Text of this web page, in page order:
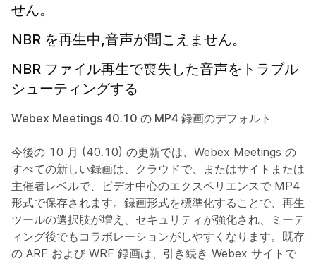
せん。
NBR を再生中,音声が聞こえません。
NBR ファイル再生で喪失した音声をトラブル
シューティングする
Webex Meetings 40.10 の MP4 録画のデフォルト
今後の 10 月 (40.10) の更新では、Webex Meetings の
すべての新しい録画は、クラウドで、またはサイトまたは
主催者レベルで、ビデオ中心のエクスペリエンスで MP4
形式で保存されます。録画形式を標準化することで、再生
ツールの選択肢が増え、セキュリティが強化され、ミーテ
ィング後でもコラボレーションがしやすくなります。既存
の ARF および WRF 録画は、引き続き Webex サイトで